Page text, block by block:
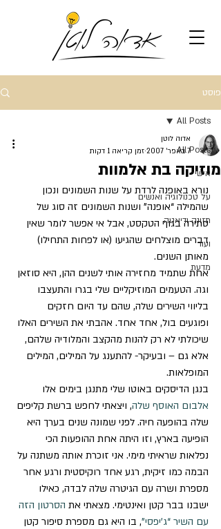
פוסט
All Posts
אישי
על טכנולוגיה ואנשים
תזונה ודיאטה
ועוד
מדעת
All Posts
מוזיקה בת אלמוות
אדוה לוטן
7 באפר׳ 2007
זמן קריאה 1 דקות
נורא באופנה לרדת על שנות השמונים ונכון
שהמילה “אופנה” ושנות השמונים זה סוג של
סתירה בגוף הטקסט, אבל אי אפשר לומר שאין
דברים מוצלחים שהגיעו (או לפחות התחילו)
מאותן השנים.
אחת שתמיד מחזירה אותי לשנים ההן, היא סוזאן
וגה. הטעמים המוזיקליים שלי בגרו והתעצבו
בליווי השירים שלה, שהם עד היום חזקים
ופוגעים בול, אחד אחד. אהבתי את השירים האלו
שיכולתי לא רק להנות מהקצב והמלודיה שלהם,
אלא גם – ובעיקר- להתענג על המילים, המילים
המופלאות.
בנגן הדיסקים באוטו שלי מתנגן בימים אלו
אלבום האוסף שלה, ויצאתי לחפש ברשת קליפים
שלה בהופעה חיה. לפני שמונה שנים בערך היא
הופיעה בארץ, וזו היתה אחת ההופעות הכי
נפלאות שראיתי מימי. אני זוכרת אותה משתנה על
הבמה כמו זיקית, רגע אחד רוקיסטית ורגע אחר
מספרת ושרה עם הגיטרה שלה לבדה, כאילו
ישבנו בבר קטן ואינטימי. מצאתי את הסרטון הזה
עם השיר “ג’יפסי”, בו היא גם מספרת סיפור קטן